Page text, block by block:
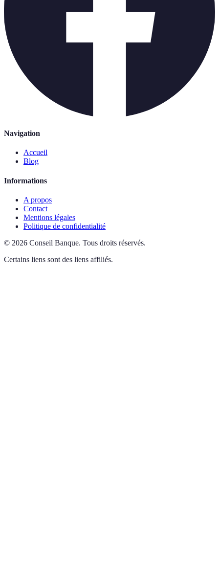
Navigation
Accueil
Blog
Informations
A propos
Contact
Mentions légales
Politique de confidentialité
© 2026 Conseil Banque. Tous droits réservés.
Certains liens sont des liens affiliés.